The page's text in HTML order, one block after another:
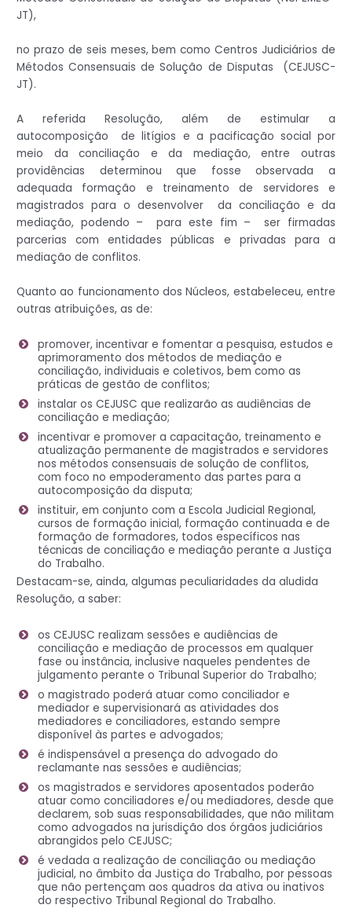
JT),
no prazo de seis meses, bem como Centros Judiciários de
Métodos Consensuais de Solução de Disputas (CEJUSC-
JT).
A referida Resolução, além de estimular a
autocomposição de litígios e a pacificação social por
meio da conciliação e da mediação, entre outras
providências determinou que fosse observada a
adequada formação e treinamento de servidores e
magistrados para o desenvolver da conciliação e da
mediação, podendo – para este fim – ser firmadas
parcerias com entidades públicas e privadas para a
mediação de conflitos.
Quanto ao funcionamento dos Núcleos, estabeleceu, entre
outras atribuições, as de:
promover, incentivar e fomentar a pesquisa, estudos e
aprimoramento dos métodos de mediação e
conciliação, individuais e coletivos, bem como as
práticas de gestão de conflitos;
instalar os CEJUSC que realizarão as audiências de
conciliação e mediação;
incentivar e promover a capacitação, treinamento e
atualização permanente de magistrados e servidores
nos métodos consensuais de solução de conflitos,
com foco no empoderamento das partes para a
autocomposição da disputa;
instituir, em conjunto com a Escola Judicial Regional,
cursos de formação inicial, formação continuada e de
formação de formadores, todos específicos nas
técnicas de conciliação e mediação perante a Justiça
do Trabalho.
Destacam-se, ainda, algumas peculiaridades da aludida
Resolução, a saber:
os CEJUSC realizam sessões e audiências de
conciliação e mediação de processos em qualquer
fase ou instância, inclusive naqueles pendentes de
julgamento perante o Tribunal Superior do Trabalho;
o magistrado poderá atuar como conciliador e
mediador e supervisionará as atividades dos
mediadores e conciliadores, estando sempre
disponível às partes e advogados;
é indispensável a presença do advogado do
reclamante nas sessões e audiências;
os magistrados e servidores aposentados poderão
atuar como conciliadores e/ou mediadores, desde que
declarem, sob suas responsabilidades, que não militam
como advogados na jurisdição dos órgãos judiciários
abrangidos pelo CEJUSC;
é vedada a realização de conciliação ou mediação
judicial, no âmbito da Justiça do Trabalho, por pessoas
que não pertençam aos quadros da ativa ou inativos
do respectivo Tribunal Regional do Trabalho.